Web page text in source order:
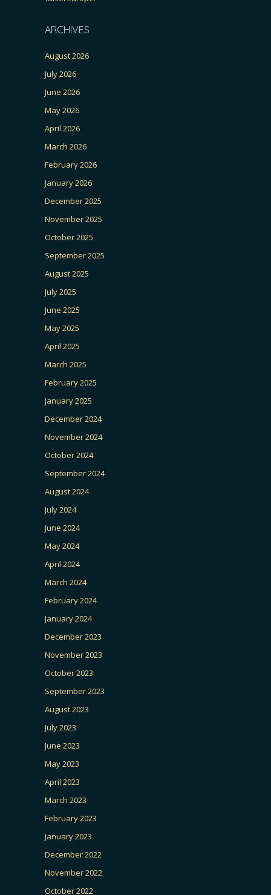
ARCHIVES
August 2026
July 2026
June 2026
May 2026
April 2026
March 2026
February 2026
January 2026
December 2025
November 2025
October 2025
September 2025
August 2025
July 2025
June 2025
May 2025
April 2025
March 2025
February 2025
January 2025
December 2024
November 2024
October 2024
September 2024
August 2024
July 2024
June 2024
May 2024
April 2024
March 2024
February 2024
January 2024
December 2023
November 2023
October 2023
September 2023
August 2023
July 2023
June 2023
May 2023
April 2023
March 2023
February 2023
January 2023
December 2022
November 2022
October 2022